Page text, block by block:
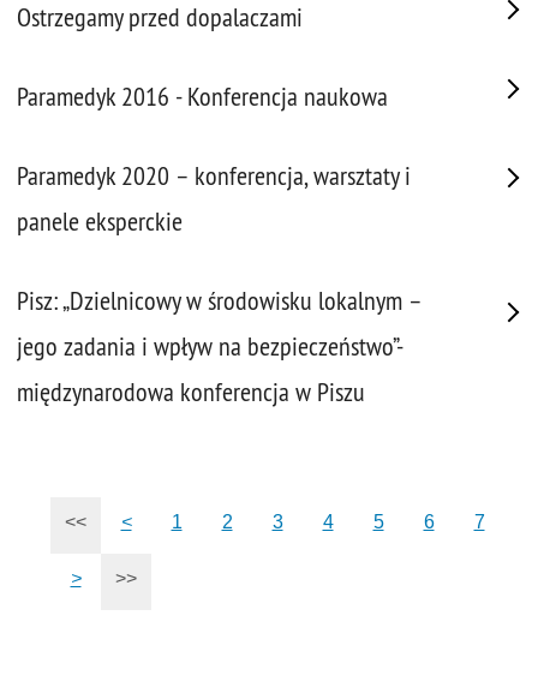
Ostrzegamy przed dopalaczami
Paramedyk 2016 - Konferencja naukowa
Paramedyk 2020 – konferencja, warsztaty i
panele eksperckie
Pisz: „Dzielnicowy w środowisku lokalnym –
jego zadania i wpływ na bezpieczeństwo”-
międzynarodowa konferencja w Piszu
<< < 1 2 3 4 5 6 7
> >>